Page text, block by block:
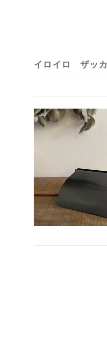
イロイロ ザッカ